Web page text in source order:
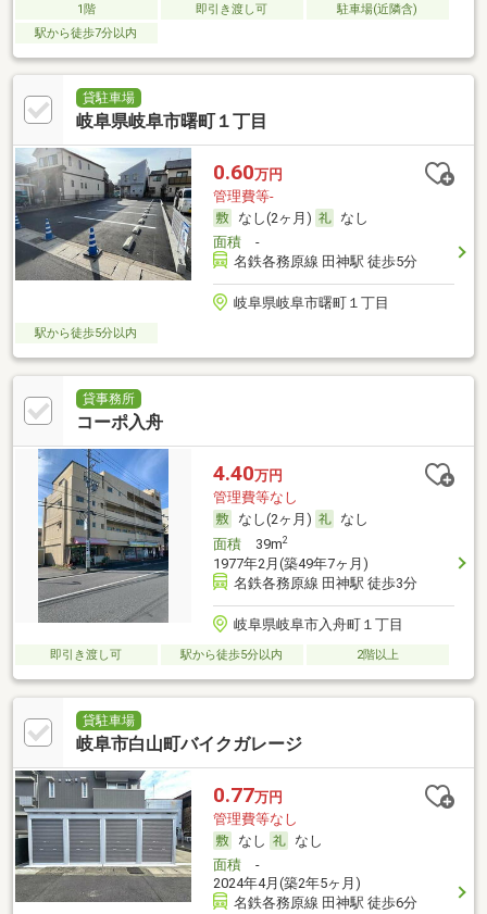
1階 即引き渡し可
駐車場(近隣含)
駅から徒歩7分以内
貸駐車場
岐阜県岐阜市曙町１丁目
0.60万円
管理費等-
なし(2ヶ月)
なし
面積-
名鉄各務原線 田神駅 徒歩5分
岐阜県岐阜市曙町１丁目
駅から徒歩5分以内
貸事務所
コーポ入舟
4.40万円
管理費等なし
なし(2ヶ月)
なし
面積39m2
1977年2月(築49年7ヶ月)
名鉄各務原線 田神駅 徒歩3分
岐阜県岐阜市入舟町１丁目
即引き渡し可 駅から徒歩5分以内 2階以上
貸駐車場
岐阜市白山町バイクガレージ
0.77万円
管理費等なし
なし
なし
面積-
2024年4月(築2年5ヶ月)
名鉄各務原線 田神駅 徒歩6分